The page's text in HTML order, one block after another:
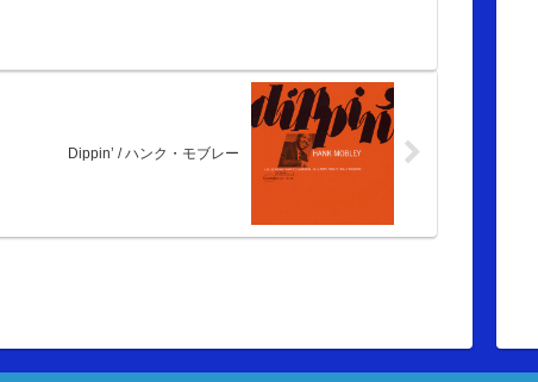
Dippin’ / ハンク・モブレー